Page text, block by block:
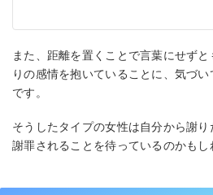
また、距離を置くことで言葉にせず
りの感情を抱いていることに、気づ
です。
そうしたタイプの女性は自分から謝
謝罪されることを待っているのかもし